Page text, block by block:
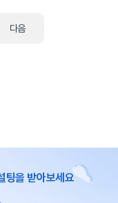
다음
팅을 받아보세요